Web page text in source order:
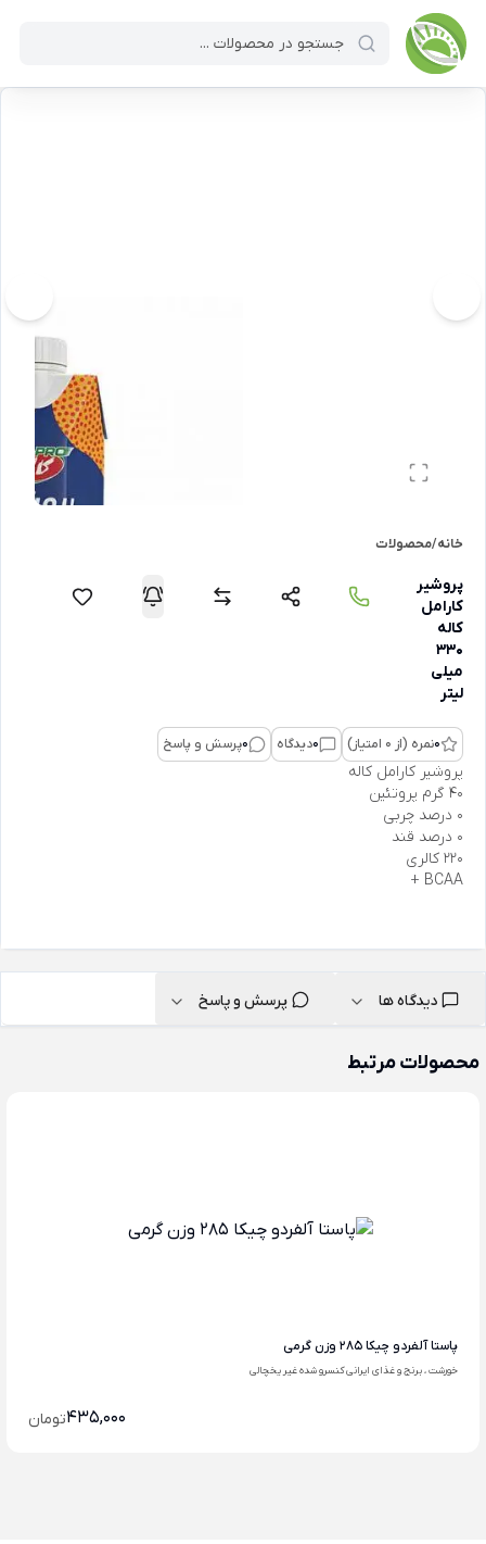
خانه/محصولات
پروشیر
کارامل
کاله
330
میلی
لیتر
0نمره (از 0 امتیاز) 0دیدگاه 0پرسش و پاسخ
پروشیر کارامل کاله
40 گرم پروتئین
0 درصد چربی
0 درصد قند
220 کالری
BCAA +
دیدگاه ها پرسش و پاسخ
محصولات مرتبط
پاستا آلفردو چیکا 285 وزن گرمی
خورشت ، برنج و غذای ایرانی کنسرو شده غیر یخچالی
435,000تومان